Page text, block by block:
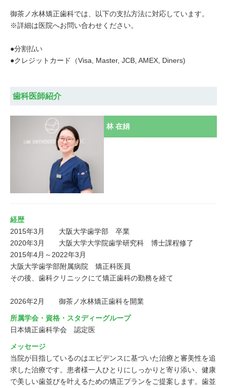
御茶ノ水林矯正歯科では、以下の支払方法に対応しています。
※詳細は医院へお問い合わせください。
●分割払い
●クレジットカード（Visa, Master, JCB, AMEX, Diners)
歯科医師紹介
林 在娟
経歴
2015年3月	大阪大学歯学部　卒業
2020年3月	大阪大学大学院歯学研究科　博士課程修了
2015年4月～2022年3月
大阪大学歯学部附属病院　矯正科医員
その後、歯科クリニックにて矯正歯科の勤務を経て
2026年2月	御茶ノ水林矯正歯科を開業
所属学会・資格・スタディーグループ
日本矯正歯科学会　認定医
メッセージ
当院が目指しているのはエビデンスに基づいた治療と審美性を追
求した治療です。患者様一人ひとりにしっかりと寄り添い、健康
で美しい歯並びを叶えるための矯正プランをご提案します。歯並